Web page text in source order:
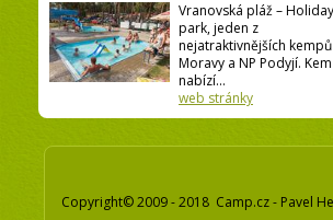
Vranovská pláž – Holiday
park, jeden z
nejatraktivnějších kempů
Moravy a NP Podyjí. Kem
nabízí...
web stránky
Copyright© 2009 - 2018 Camp.cz - Pavel